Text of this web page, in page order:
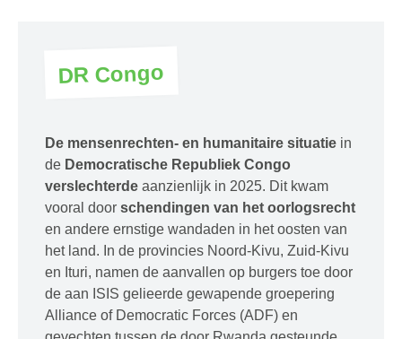
DR Congo
De mensenrechten- en humanitaire situatie in
de Democratische Republiek Congo
verslechterde aanzienlijk in 2025. Dit kwam
vooral door schendingen van het oorlogsrecht
en andere ernstige wandaden in het oosten van
het land. In de provincies Noord-Kivu, Zuid-Kivu
en Ituri, namen de aanvallen op burgers toe door
de aan ISIS gelieerde gewapende groepering
Alliance of Democratic Forces (ADF) en